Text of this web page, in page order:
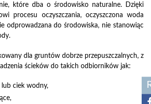
które dba o środowisko naturalne. Dzięki
procesu oczyszczania, oczyszczona woda
odprowadzana do środowiska, nie stanowiąc
dla gruntów dobrze przepuszczalnych, z
ścieków do takich odbiorników jak:
ciek wodny,